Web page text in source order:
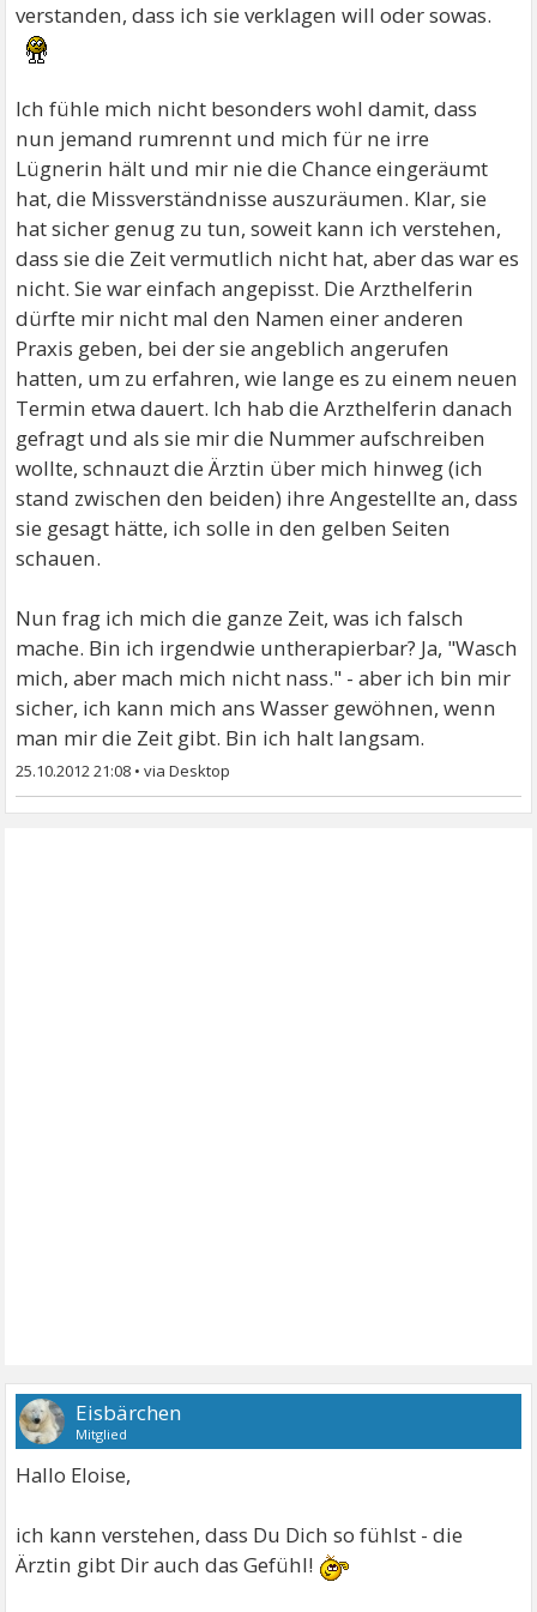
verstanden, dass ich sie verklagen will oder sowas.
Ich fühle mich nicht besonders wohl damit, dass
nun jemand rumrennt und mich für ne irre
Lügnerin hält und mir nie die Chance eingeräumt
hat, die Missverständnisse auszuräumen. Klar, sie
hat sicher genug zu tun, soweit kann ich verstehen,
dass sie die Zeit vermutlich nicht hat, aber das war es
nicht. Sie war einfach angepisst. Die Arzthelferin
dürfte mir nicht mal den Namen einer anderen
Praxis geben, bei der sie angeblich angerufen
hatten, um zu erfahren, wie lange es zu einem neuen
Termin etwa dauert. Ich hab die Arzthelferin danach
gefragt und als sie mir die Nummer aufschreiben
wollte, schnauzt die Ärztin über mich hinweg (ich
stand zwischen den beiden) ihre Angestellte an, dass
sie gesagt hätte, ich solle in den gelben Seiten
schauen.
Nun frag ich mich die ganze Zeit, was ich falsch
mache. Bin ich irgendwie untherapierbar? Ja, "Wasch
mich, aber mach mich nicht nass." - aber ich bin mir
sicher, ich kann mich ans Wasser gewöhnen, wenn
man mir die Zeit gibt. Bin ich halt langsam.
25.10.2012 21:08 •
Eisbärchen
Mitglied
Hallo Eloise,
ich kann verstehen, dass Du Dich so fühlst - die
Ärztin gibt Dir auch das Gefühl!